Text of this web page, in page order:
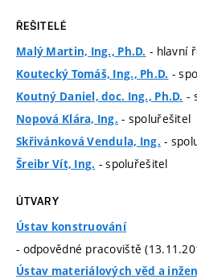
ŘEŠITELÉ
Malý Martin, Ing., Ph.D. - hlavní
Koutecký Tomáš, Ing., Ph.D. -
Koutný Daniel, doc. Ing., Ph.D. -
Nopová Klára, Ing. - spoluřešitel
Skřivánková Vendula, Ing. -
Šreibr Vít, Ing. - spoluřešitel
ÚTVARY
Ústav konstruování
- odpovědné pracoviště
Ústav materiálových věd a